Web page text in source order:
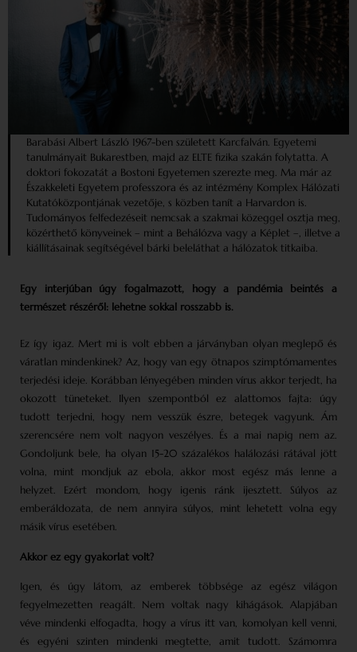
Barabási Albert László 1967-ben született Karcfalván. Egyetemi
tanulmányait Bukarestben, majd az ELTE fizika szakán folytatta. A
doktori fokozatát a Bostoni Egyetemen szerezte meg. Ma már az
Északkeleti Egyetem professzora és az intézmény Komplex Hálózati
Kutatóközpontjának vezetője, s közben tanít a Harvardon is.
Tudományos felfedezéseit nemcsak a szakmai közeggel osztja meg,
közérthető könyveinek – mint a Behálózva vagy a Képlet –, illetve a
kiállításainak segítségével bárki beleláthat a hálózatok titkaiba.
Egy interjúban úgy fogalmazott, hogy a pandémia beintés a
természet részéről: lehetne sokkal rosszabb is.
Ez így igaz. Mert mi is volt ebben a járványban olyan meglepő és
váratlan mindenkinek? Az, hogy van egy ötnapos szimptómamentes
terjedési ideje. Korábban lényegében minden vírus akkor terjedt, ha
okozott tüneteket. Ilyen szempontból ez alattomos fajta: úgy
tudott terjedni, hogy nem vesszük észre, betegek vagyunk. Ám
szerencsére nem volt nagyon veszélyes. És a mai napig nem az.
Gondoljunk bele, ha olyan 15-20 százalékos halálozási rátával jött
volna, mint mondjuk az ebola, akkor most egész más lenne a
helyzet. Ezért mondom, hogy igenis ránk ijesztett. Súlyos az
emberáldozata, de nem annyira súlyos, mint lehetett volna egy
másik vírus esetében.
Akkor ez egy gyakorlat volt?
Igen, és úgy látom, az emberek többsége az egész világon
fegyelmezetten reagált. Nem voltak nagy kihágások. Alapjában
véve mindenki elfogadta, hogy a vírus itt van, komolyan kell venni,
és egyéni szinten mindenki megtette, amit tudott. Számomra